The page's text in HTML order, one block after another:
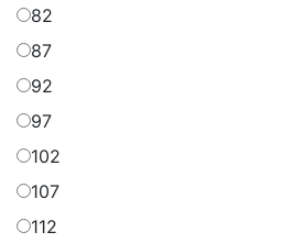
82
87
92
97
102
107
112